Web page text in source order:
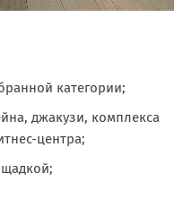
категории;
джакузи, комплекса
центра;